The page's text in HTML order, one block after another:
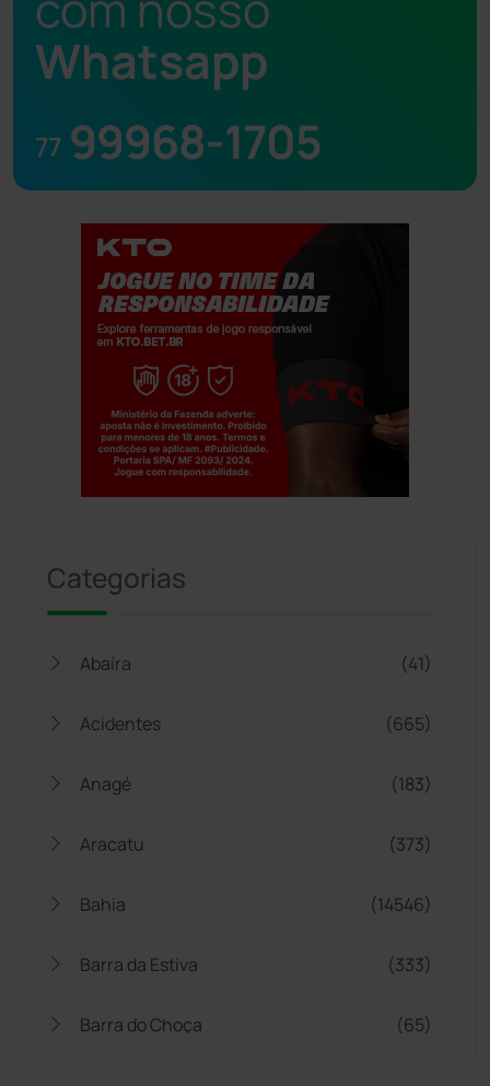
Whatsapp
77 99968-1705
Categorias
Abaíra (41)
Acidentes (665)
Anagé (183)
Aracatu (373)
Bahia (14546)
Barra da Estiva (333)
Barra do Choça (65)